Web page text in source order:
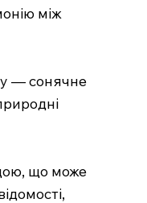
між
— сонячне
що може